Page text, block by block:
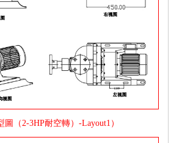
圖（2-3HP耐空轉）-Layout1）